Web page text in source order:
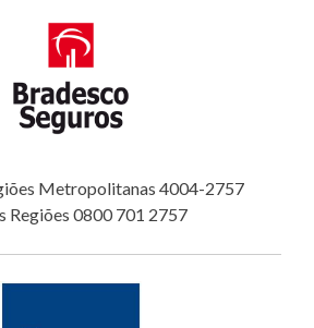
Metropolitanas 4004-2757
Regiões 0800 701 2757